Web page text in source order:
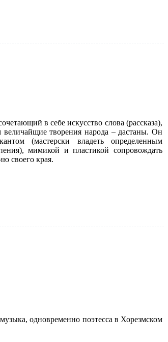
в себе искусство слова (рассказа),
величайщие творения народа – дастаны. Он
(мастерски владеть определенным
мимикой и пластикой сопровождать
своего края.
одновременно поэтесса в Хорезмском